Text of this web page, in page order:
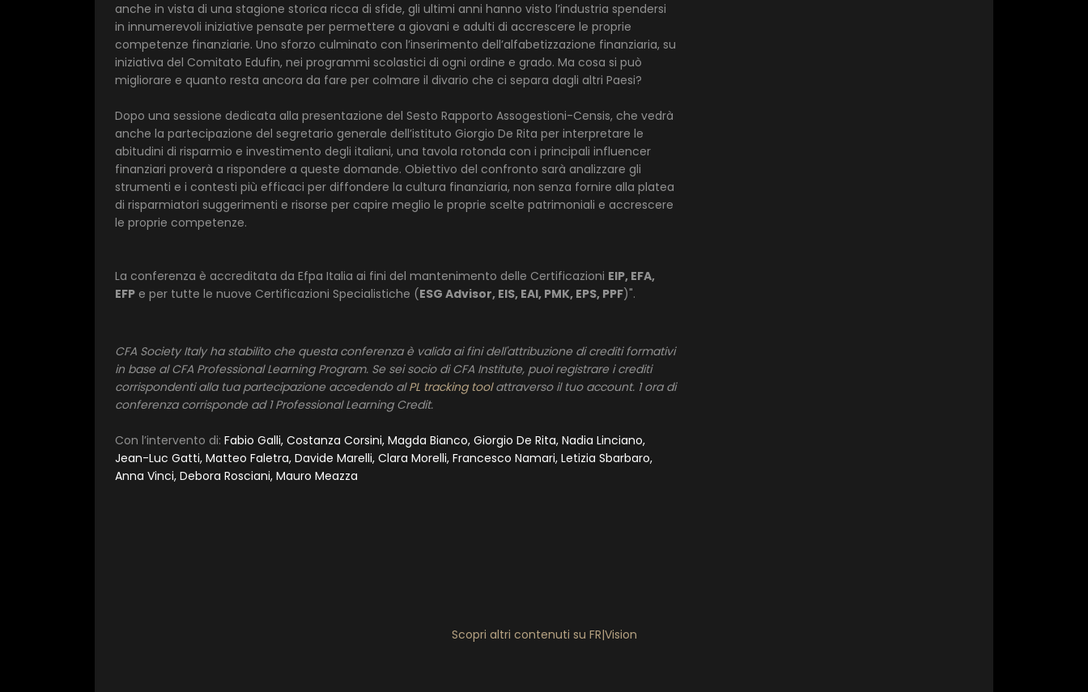
anche in vista di una stagione storica ricca di sfide, gli ultimi anni hanno visto l’industria spendersi
in innumerevoli iniziative pensate per permettere a giovani e adulti di accrescere le proprie
competenze finanziarie. Uno sforzo culminato con l’inserimento dell’alfabetizzazione finanziaria, su
iniziativa del Comitato Edufin, nei programmi scolastici di ogni ordine e grado. Ma cosa si può
migliorare e quanto resta ancora da fare per colmare il divario che ci separa dagli altri Paesi?
Dopo una sessione dedicata alla presentazione del Sesto Rapporto Assogestioni-Censis, che vedrà
anche la partecipazione del segretario generale dell’istituto Giorgio De Rita per interpretare le
abitudini di risparmio e investimento degli italiani, una tavola rotonda con i principali influencer
finanziari proverà a rispondere a queste domande. Obiettivo del confronto sarà analizzare gli
strumenti e i contesti più efficaci per diffondere la cultura finanziaria, non senza fornire alla platea
di risparmiatori suggerimenti e risorse per capire meglio le proprie scelte patrimoniali e accrescere
le proprie competenze.
La conferenza è accreditata da Efpa Italia ai fini del mantenimento delle Certificazioni EIP, EFA,
EFP e per tutte le nuove Certificazioni Specialistiche (ESG Advisor, EIS, EAI, PMK, EPS, PPF)".
CFA Society Italy ha stabilito che questa conferenza è valida ai fini dell'attribuzione di crediti formativi
in base al CFA Professional Learning Program. Se sei socio di CFA Institute, puoi registrare i crediti
corrispondenti alla tua partecipazione accedendo alPL tracking toolattraverso il tuo account. 1 ora di
conferenza corrisponde ad 1 Professional Learning Credit.
Con l’intervento di: Fabio Galli, Costanza Corsini, Magda Bianco, Giorgio De Rita, Nadia Linciano,
Jean-Luc Gatti, Matteo Faletra, Davide Marelli, Clara Morelli, Francesco Namari, Letizia Sbarbaro,
Anna Vinci, Debora Rosciani, Mauro Meazza
Scopri altri contenuti su FR|Vision
5 stars
4 stars
3 stars
2 stars
1 star
Invia